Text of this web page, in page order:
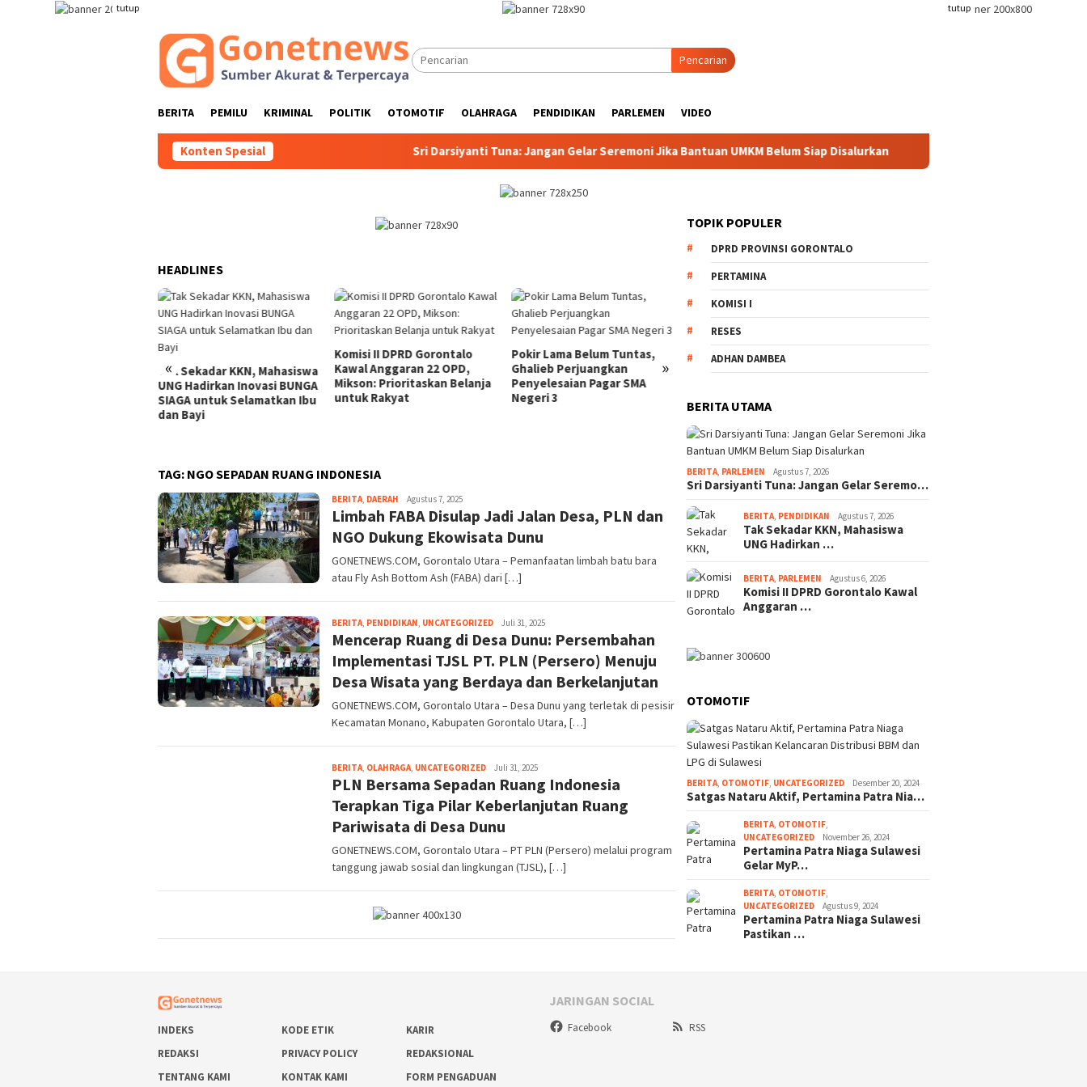
tutup tutup
Pencarian
BERITA PEMILU KRIMINAL POLITIK OTOMOTIF OLAHRAGA PENDIDIKAN PARLEMEN VIDEO
Konten Spesial Sri Darsiyanti Tuna: Jangan Gelar Seremoni Jika Bantuan UMKM Belum Siap Disalurkan
HEADLINES
« »
Tak Sekadar KKN, Mahasiswa
UNG Hadirkan Inovasi BUNGA
SIAGA untuk Selamatkan Ibu
dan Bayi
Komisi II DPRD Gorontalo
Kawal Anggaran 22 OPD,
Mikson: Prioritaskan Belanja
untuk Rakyat
Pokir Lama Belum Tuntas,
Ghalieb Perjuangkan
Penyelesaian Pagar SMA
Negeri 3
Mekanisme Baru DPRD
Tampung Aspirasi Komisi
Sebelum Bahas APBD 2027
dengan TAPD
Gelar Seremoni Jika Bantuan
TAG: NGO SEPADAN RUANG INDONESIA
BERITA, DAERAH gonet
indonesia
Agustus 7, 2025
Limbah FABA Disulap Jadi Jalan Desa, PLN dan
NGO Dukung Ekowisata Dunu
GONETNEWS.COM, Gorontalo Utara – Pemanfaatan limbah batu bara
atau Fly Ash Bottom Ash (FABA) dari […]
BERITA, PENDIDIKAN, UNCATEGORIZED gonet
indonesia
Juli 31, 2025
Mencerap Ruang di Desa Dunu: Persembahan
Implementasi TJSL PT. PLN (Persero) Menuju
Desa Wisata yang Berdaya dan Berkelanjutan
GONETNEWS.COM, Gorontalo Utara – Desa Dunu yang terletak di pesisir
Kecamatan Monano, Kabupaten Gorontalo Utara, […]
BERITA, OLAHRAGA, UNCATEGORIZED gonet
indonesia
Juli 31, 2025
PLN Bersama Sepadan Ruang Indonesia
Terapkan Tiga Pilar Keberlanjutan Ruang
Pariwisata di Desa Dunu
GONETNEWS.COM, Gorontalo Utara – PT PLN (Persero) melalui program
tanggung jawab sosial dan lingkungan (TJSL), […]
TOPIK POPULER
DPRD PROVINSI GORONTALO
PERTAMINA
KOMISI I
RESES
ADHAN DAMBEA
BERITA UTAMA
BERITA, PARLEMEN Agustus 7, 2026
Sri Darsiyanti Tuna: Jangan Gelar Seremo…
BERITA, PENDIDIKAN Agustus 7, 2026
Tak Sekadar KKN, Mahasiswa
UNG Hadirkan …
BERITA, PARLEMEN Agustus 6, 2026
Komisi II DPRD Gorontalo Kawal
Anggaran …
OTOMOTIF
BERITA, OTOMOTIF, UNCATEGORIZED Desember 20, 2024
Satgas Nataru Aktif, Pertamina Patra Nia…
BERITA, OTOMOTIF,
UNCATEGORIZED
November 26, 2024
Pertamina Patra Niaga Sulawesi
Gelar MyP…
BERITA, OTOMOTIF,
UNCATEGORIZED
Agustus 9, 2024
Pertamina Patra Niaga Sulawesi
Pastikan …
INDEKS KODE ETIK
KARIR
REDAKSI
PRIVACY POLICY
REDAKSIONAL
TENTANG KAMI
KONTAK KAMI FORM PENGADUAN
JARINGAN SOCIAL
Facebook RSS